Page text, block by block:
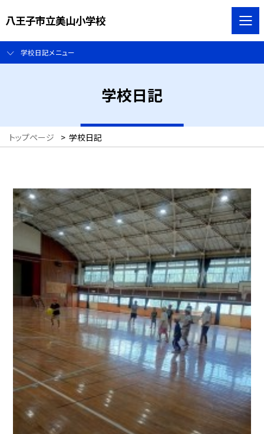
八王子市立美山小学校
学校日記メニュー
学校日記
トップページ > 学校日記